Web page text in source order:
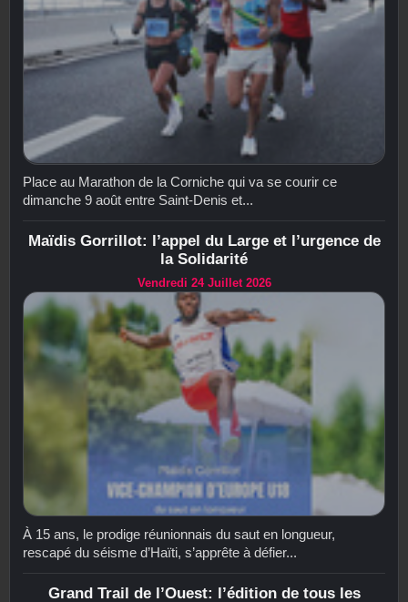
Place au Marathon de la Corniche qui va se courir ce
dimanche 9 août entre Saint-Denis et...
Maïdis Gorrillot: l’appel du Large et l’urgence de
la Solidarité
Vendredi 24 Juillet 2026
À 15 ans, le prodige réunionnais du saut en longueur,
rescapé du séisme d’Haïti, s’apprête à défier...
Grand Trail de l’Ouest: l’édition de tous les